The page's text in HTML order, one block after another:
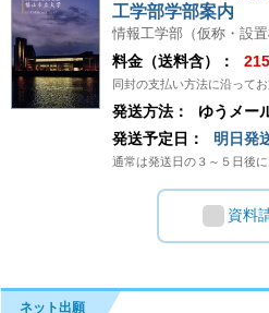
工学部学部案内
情報工学部（仮称・設
料金（送料含）：
同封の支払い方法に沿って
発送方法：
ゆうメー
発送予定日：
明日発
通常は発送日の３～５日後
資料
ネット出願